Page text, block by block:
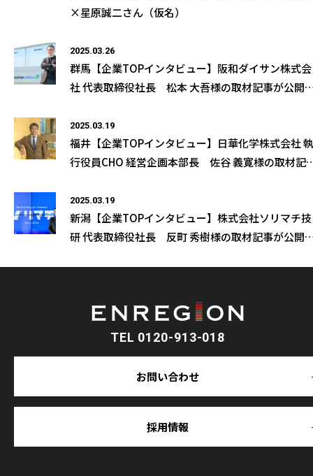
×星原誠二さん（仮名）
2025.03.26
群馬【企業TOPインタビュー】阪和ダイサン株式会
社 代表取締役社長 松本 大吾様の取材記事が公開
2025.03.19
福井【企業TOPインタビュー】日華化学株式会社 執
行役員CHO 経営企画本部長 佐谷 義寛様の取材記
2025.03.19
新潟【企業TOPインタビュー】株式会社ソリマチ技
研 代表取締役社長 反町 秀樹様の取材記事が公開
TEL 0120-913-018
お問い合わせ
採用情報